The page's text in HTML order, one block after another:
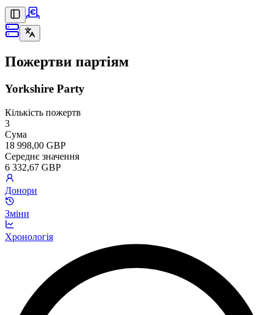
Пожертви партіям
Yorkshire Party
Кількість пожертв
3
Сума
18 998,00 GBP
Середнє значення
6 332,67 GBP
Донори
Зміни
Хронологія